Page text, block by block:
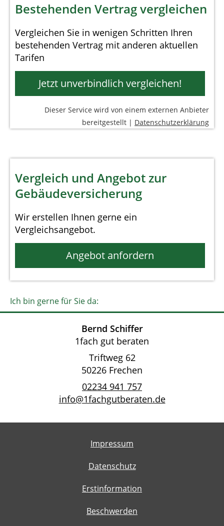
Bestehenden Vertrag vergleichen
Vergleichen Sie in wenigen Schritten Ihren
bestehenden Vertrag mit anderen aktuellen
Tarifen
Jetzt unverbindlich vergleichen!
Dieser Service wird von einem externen Anbieter
bereitgestellt | Datenschutzerklärung
Vergleich und Angebot zur
Gebäudeversicherung
Wir erstellen Ihnen gerne ein
Vergleichsangebot.
Angebot anfordern
Ich bin gerne für Sie da:
Bernd Schiffer
1fach gut beraten
Triftweg 62
50226 Frechen
02234 941 757
info@1fachgutberaten.de
Impressum
Datenschutz
Erstinformation
Beschwerden